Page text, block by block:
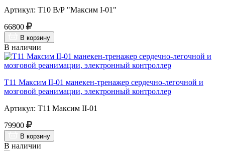
Артикул: Т10 В/Р "Максим I-01"
66800
В корзину
В наличии
Т11 Максим II-01 манекен-тренажер сердечно-легочной и
мозговой реанимации, электронный контроллер
Артикул: Т11 Максим II-01
79900
В корзину
В наличии